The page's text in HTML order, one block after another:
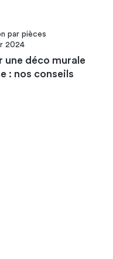
par pièces
2024
une déco murale
: nos conseils